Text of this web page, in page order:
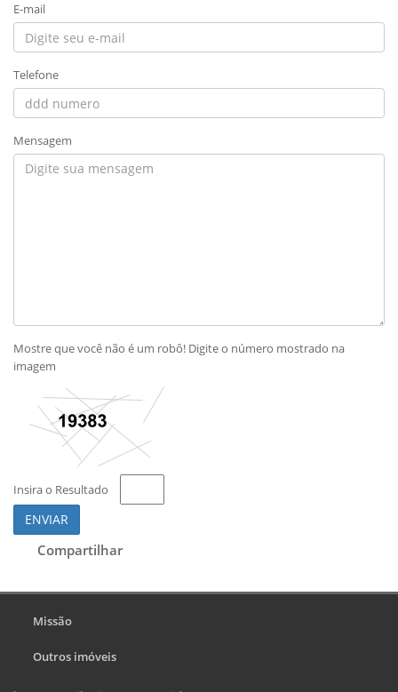
E-mail
Telefone
Mensagem
Mostre que você não é um robô! Digite o número mostrado na
imagem
Insira o Resultado
ENVIAR
Compartilhar
Missão
Outros imóveis